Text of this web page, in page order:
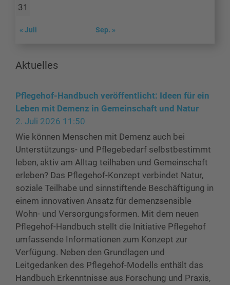
31
« Juli Sep. »
Aktuelles
Pflegehof-Handbuch veröffentlicht: Ideen für ein
Leben mit Demenz in Gemeinschaft und Natur
2. Juli 2026 11:50
Wie können Menschen mit Demenz auch bei
Unterstützungs- und Pflegebedarf selbstbestimmt
leben, aktiv am Alltag teilhaben und Gemeinschaft
erleben? Das Pflegehof-Konzept verbindet Natur,
soziale Teilhabe und sinnstiftende Beschäftigung in
einem innovativen Ansatz für demenzsensible
Wohn- und Versorgungsformen. Mit dem neuen
Pflegehof-Handbuch stellt die Initiative Pflegehof
umfassende Informationen zum Konzept zur
Verfügung. Neben den Grundlagen und
Leitgedanken des Pflegehof-Modells enthält das
Handbuch Erkenntnisse aus Forschung und Praxis,